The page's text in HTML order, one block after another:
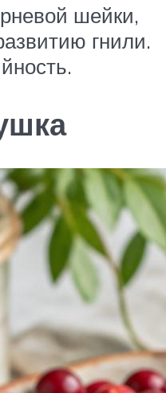
шейки,
гнили.